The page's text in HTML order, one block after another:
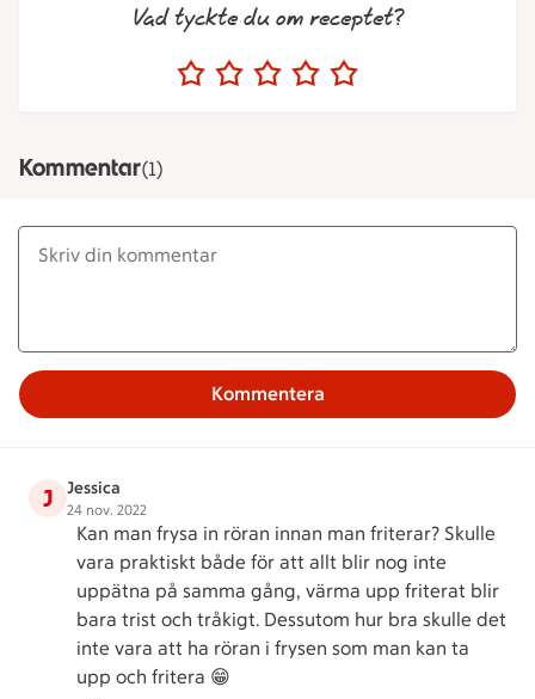
Vad tyckte du om receptet?
Kommentar(1)
Kommentera
J Jessica
24 nov. 2022
Kan man frysa in röran innan man friterar? Skulle
vara praktiskt både för att allt blir nog inte
uppätna på samma gång, värma upp friterat blir
bara trist och tråkigt. Dessutom hur bra skulle det
inte vara att ha röran i frysen som man kan ta
upp och fritera 😁